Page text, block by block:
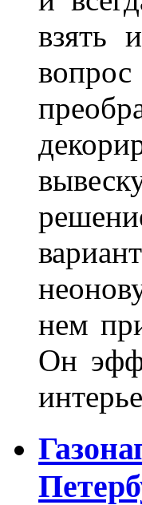
взять
вопрос
нем
Он